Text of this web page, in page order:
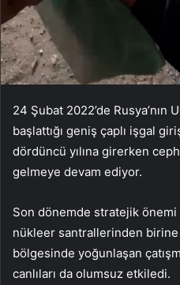
24 Şubat 2022’de Rusya’nın
başlattığı geniş çaplı işgal
dördüncü yılına girerken
gelmeye devam ediyor.
Son dönemde stratejik
nükleer santrallerinden
bölgesinde yoğunlaşan
canlıları da olumsuz etkiledi.